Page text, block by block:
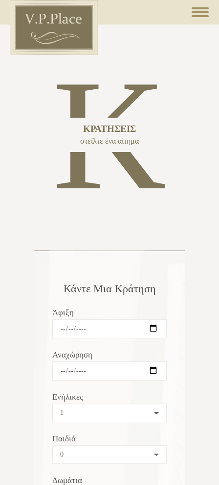
Κ
ΚΡΑΤΉΣΕΙΣ
στείλτε ένα αίτημα
Κάντε Μια Κράτηση
Άφιξη
Αναχώρηση
Ενήλικες
Παιδιά
Δωμάτια